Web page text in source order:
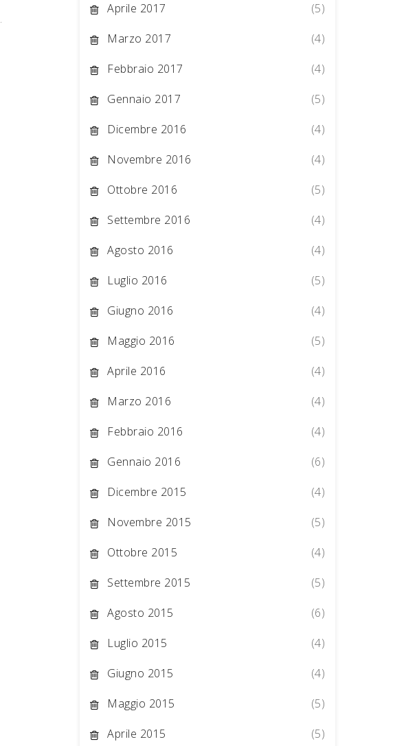
.
Aprile 2017
(5)
Marzo 2017
(4)
Febbraio 2017
(4)
Gennaio 2017
(5)
Dicembre 2016
(4)
Novembre 2016
(4)
Ottobre 2016
(5)
Settembre 2016
(4)
Agosto 2016
(4)
Luglio 2016
(5)
Giugno 2016
(4)
Maggio 2016
(5)
Aprile 2016
(4)
Marzo 2016
(4)
Febbraio 2016
(4)
Gennaio 2016
(6)
Dicembre 2015
(4)
Novembre 2015
(5)
Ottobre 2015
(4)
Settembre 2015
(5)
Agosto 2015
(6)
Luglio 2015
(4)
Giugno 2015
(4)
Maggio 2015
(5)
Aprile 2015
(5)